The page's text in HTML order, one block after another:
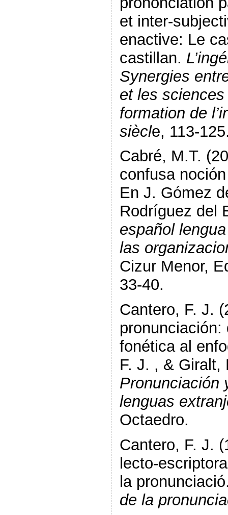
et inter-
enactive: Le
castillan.
Synergies
et les
formation de
siècle, 113-
Cabré, M.T.
confusa
En J. Gómez
Rodríguez del
español
las
Cizur Menor,
33-40.
Cantero, F. J.
fonética al
F. J. , & Giralt,
Pronunciación
lenguas
Octaedro.
Cantero, F. J.
lecto-
la
de la